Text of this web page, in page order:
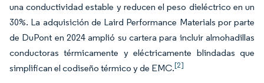
una conductividad estable y reducen el peso dieléctrico en un
30%. La adquisición de Laird Performance Materials por parte
de DuPont en 2024 amplió su cartera para incluir almohadillas
conductoras térmicamente y eléctricamente blindadas que
simplifican el codiseño térmico y de EMC.[2]